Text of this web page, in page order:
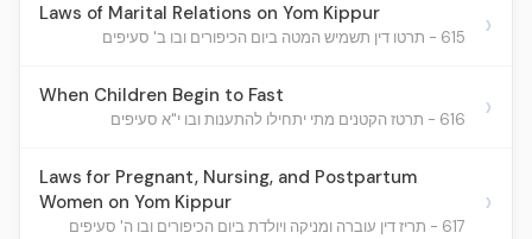
Laws of Marital Relations on Yom Kippur
615 - תרטו דין תשמיש המטה ביום הכיפורים ובו ב' סעיפים ›
When Children Begin to Fast
616 - תרטז הקטנים מתי יתחילו להתענות ובו י"א סעיפים ›
Laws for Pregnant, Nursing, and Postpartum
Women on Yom Kippur
617 - תריז דין עוברה ומניקה ויולדת ביום הכיפורים ובו ה' סעיפים
›